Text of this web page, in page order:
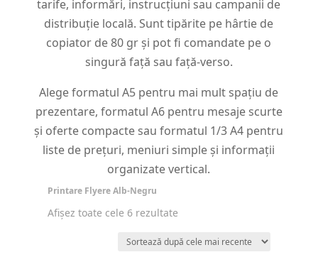
tarife, informări, instrucțiuni sau campanii de
distribuție locală. Sunt tipărite pe hârtie de
copiator de 80 gr și pot fi comandate pe o
singură față sau față-verso.
Alege formatul A5 pentru mai mult spațiu de
prezentare, formatul A6 pentru mesaje scurte
și oferte compacte sau formatul 1/3 A4 pentru
liste de prețuri, meniuri simple și informații
organizate vertical.
Printare Flyere Alb-Negru
Afișez toate cele 6 rezultate